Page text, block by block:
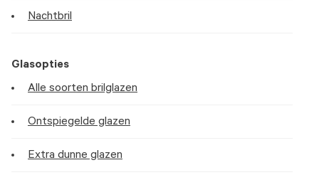
Nachtbril
Glasopties
Alle soorten brilglazen
Ontspiegelde glazen
Extra dunne glazen